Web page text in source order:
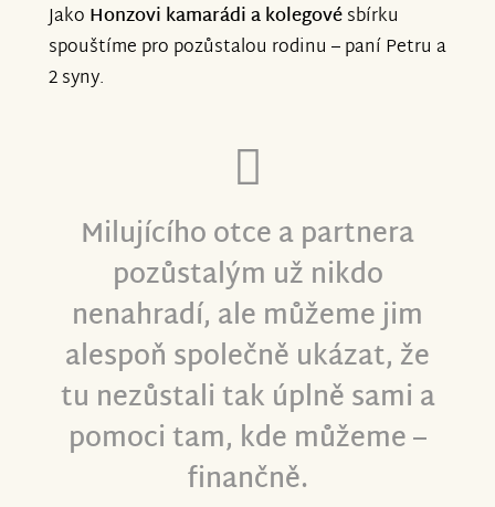
Jako Honzovi kamarádi a kolegovésbírku
spouštíme pro pozůstalou rodinu – paní Petru a
2 syny.
Milujícího otce a partnera
pozůstalým už nikdo
nenahradí, ale můžeme jim
alespoň společně ukázat, že
tu nezůstali tak úplně sami a
pomoci tam, kde můžeme –
finančně.